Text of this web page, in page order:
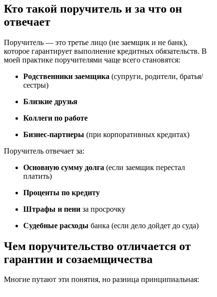
Кто такой поручитель и за что он
отвечает
Поручитель — это третье лицо (не заемщик и не банк),
которое гарантирует выполнение кредитных обязательств. В
моей практике поручителями чаще всего становятся:
Родственники заемщика (супруги, родители, братья/
сестры)
Близкие друзья
Коллеги по работе
Бизнес-партнеры (при корпоративных кредитах)
Поручитель отвечает за:
Основную сумму долга (если заемщик перестал
платить)
Проценты по кредиту
Штрафы и пени за просрочку
Судебные расходы банка (если дело дойдет до суда)
Чем поручительство отличается от
гарантии и созаемщичества
Многие путают эти понятия, но разница принципиальная: